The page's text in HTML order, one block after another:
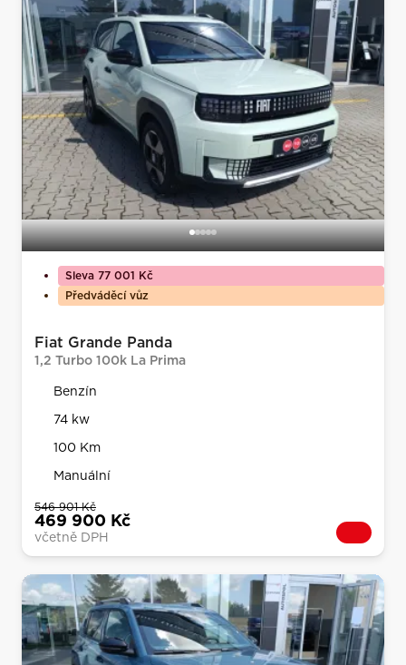
Sleva 77 001 Kč
Předváděcí vůz
Fiat Grande Panda
1,2 Turbo 100k La Prima
Benzín
74 kw
100 Km
Manuální
546 901 Kč
469 900 Kč
včetně DPH